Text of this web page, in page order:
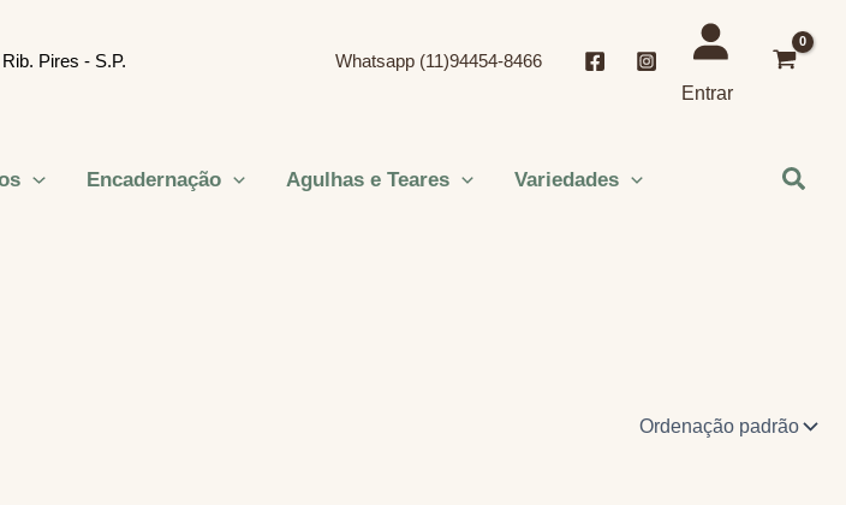
Pires - S.P.
Whatsapp (11)94454-8466
Entrar
Encadernação Agulhas e Teares Variedades